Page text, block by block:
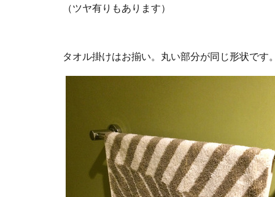
（ツヤ有りもあります）
タオル掛けはお揃い。丸い部分が同じ形状です